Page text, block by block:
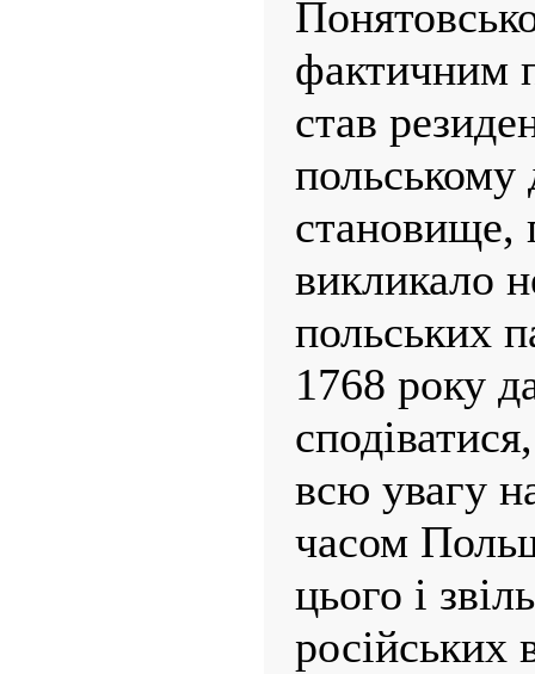
фактичним
став
польському
становище,
викликало
польських
1768 року
всю увагу
часом
цього і
російських